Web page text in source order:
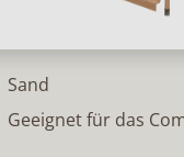
Sand
Geeignet für das